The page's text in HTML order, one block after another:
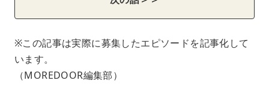
※この記事は実際に募集したエピソードを記事化して
います。
（MOREDOOR編集部）